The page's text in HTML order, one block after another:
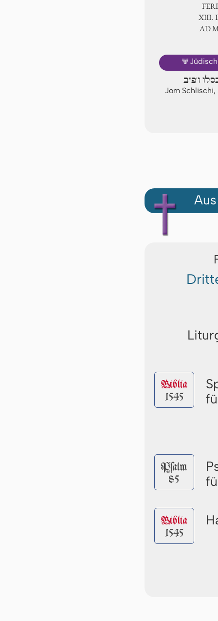
ⅩⅢ.
AD
🕎
ו'פ"ב
Jom
Biblia
1545
Pſalm
85
Biblia
1545